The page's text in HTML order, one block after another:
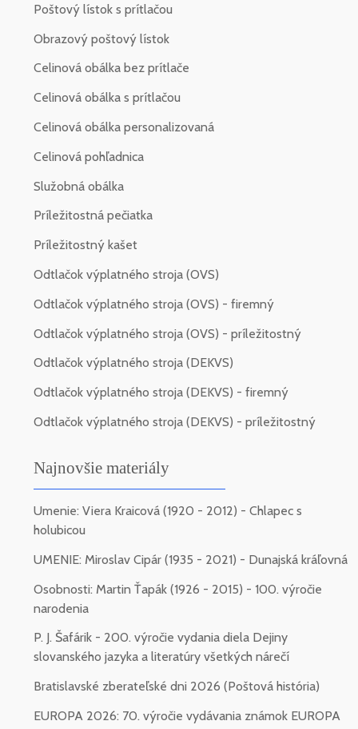
Poštový lístok s prítlačou
Obrazový poštový lístok
Celinová obálka bez prítlače
Celinová obálka s prítlačou
Celinová obálka personalizovaná
Celinová pohľadnica
Služobná obálka
Príležitostná pečiatka
Príležitostný kašet
Odtlačok výplatného stroja (OVS)
Odtlačok výplatného stroja (OVS) - firemný
Odtlačok výplatného stroja (OVS) - príležitostný
Odtlačok výplatného stroja (DEKVS)
Odtlačok výplatného stroja (DEKVS) - firemný
Odtlačok výplatného stroja (DEKVS) - príležitostný
Najnovšie materiály
Umenie: Viera Kraicová (1920 - 2012) - Chlapec s
holubicou
UMENIE: Miroslav Cipár (1935 - 2021) - Dunajská kráľovná
Osobnosti: Martin Ťapák (1926 - 2015) - 100. výročie
narodenia
P. J. Šafárik - 200. výročie vydania diela Dejiny
slovanského jazyka a literatúry všetkých nárečí
Bratislavské zberateľské dni 2026 (Poštová história)
EUROPA 2026: 70. výročie vydávania známok EUROPA